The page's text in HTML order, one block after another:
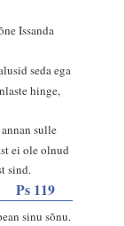
Issanda
seda ega
hinge,
sulle
ei ole olnud
sind.
Ps 119
sinu sõnu.